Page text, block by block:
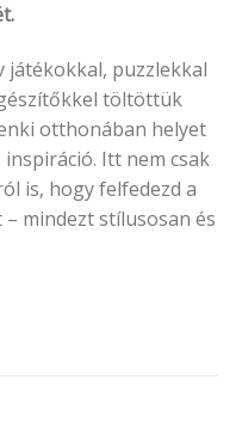
játékokkal, puzzlekkal
töltöttük
otthonában helyet
Itt nem csak
is, hogy felfedezd a
mindezt stílusosan és